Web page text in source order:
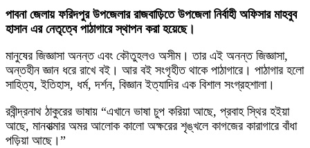
পাবনা জেলায় ফরিদপুর উপজেলার রাজবাড়িতে উপজেলা নির্বাহী অফিসার মাহবুব
হাসান এর নেতৃত্বে পাঠাগারে স্থাপন করা হয়েছে।
মানুষের জিজ্ঞাসা অনন্ত এবং কৌতুহলও অসীম। তার এই অনন্ত জিজ্ঞাসা,
অন্তহীন জ্ঞান ধরে রাখে বই। আর বই সংগৃহীত থাকে পাঠাগারে। পাঠাগার হলো
সাহিত্য, ইতিহাস, ধর্ম, দর্শন, বিজ্ঞান ইত্যাদির এক বিশাল সংগ্রহশালা।
রবীন্দ্রনাথ ঠাকুরের ভাষায় “এখানে ভাষা চুপ করিয়া আছে, প্রবাহ স্থির হইয়া
আছে, মানবাত্মার অমর আলোক কালো অক্ষরের শৃঙ্খলে কাগজের কারাগারে বাঁধা
পড়িয়া আছে।”